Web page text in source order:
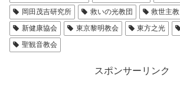
岡田茂吉研究所
救いの光教団 救世主教
新健康協会
東京黎明教会 東方之光
聖観音教会
スポンサーリンク